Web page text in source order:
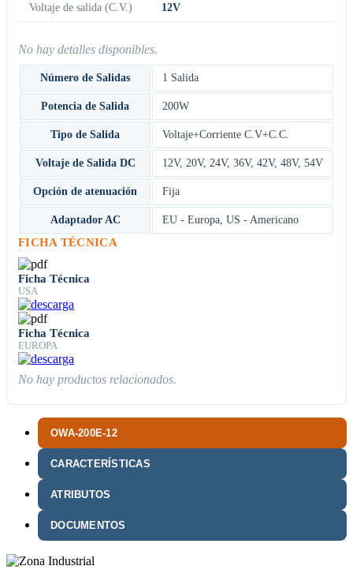
OWA-200E-12
CARACTERÍSTICAS
ATRIBUTOS
DOCUMENTOS
Voltaje de salida (C.V.) 12V
No hay detalles disponibles.
Número de Salidas 1 Salida
Potencia de Salida 200W
Tipo de Salida Voltaje+Corriente C.V+C.C.
Voltaje de Salida DC 12V, 20V, 24V, 36V, 42V, 48V, 54V
Opción de atenuación Fija
Adaptador AC EU - Europa, US - Americano
FICHA TÉCNICA
Ficha Técnica
USA
Ficha Técnica
EUROPA
No hay productos relacionados.